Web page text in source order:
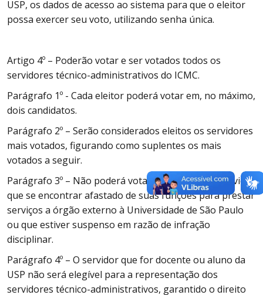
USP, os dados de acesso ao sistema para que o eleitor
possa exercer seu voto, utilizando senha única.
Artigo 4º – Poderão votar e ser votados todos os
servidores técnico-administrativos do ICMC.
Parágrafo 1º - Cada eleitor poderá votar em, no máximo,
dois candidatos.
Parágrafo 2º – Serão considerados eleitos os servidores
mais votados, figurando como suplentes os mais
votados a seguir.
Parágrafo 3º – Não poderá votar e ser votado o servidor
que se encontrar afastado de suas funções para prestar
serviços a órgão externo à Universidade de São Paulo
ou que estiver suspenso em razão de infração
disciplinar.
Parágrafo 4º – O servidor que for docente ou aluno da
USP não será elegível para a representação dos
servidores técnico-administrativos, garantido o direito